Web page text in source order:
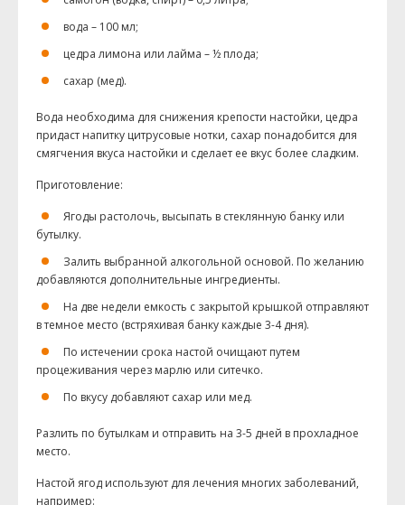
вода – 100 мл;
цедра лимона или лайма – ½ плода;
сахар (мед).
Вода необходима для снижения крепости настойки, цедра
придаст напитку цитрусовые нотки, сахар понадобится для
смягчения вкуса настойки и сделает ее вкус более сладким.
Приготовление:
Ягоды растолочь, высыпать в стеклянную банку или
бутылку.
Залить выбранной алкогольной основой. По желанию
добавляются дополнительные ингредиенты.
На две недели емкость с закрытой крышкой отправляют
в темное место (встряхивая банку каждые 3-4 дня).
По истечении срока настой очищают путем
процеживания через марлю или ситечко.
По вкусу добавляют сахар или мед.
Разлить по бутылкам и отправить на 3-5 дней в прохладное
место.
Настой ягод используют для лечения многих заболеваний,
например: